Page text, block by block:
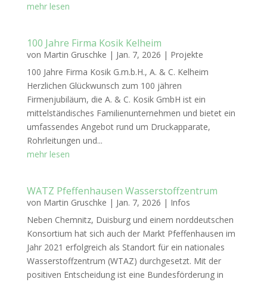
mehr lesen
100 Jahre Firma Kosik Kelheim
von Martin Gruschke | Jan. 7, 2026 | Projekte
100 Jahre Firma Kosik G.m.b.H., A. & C. Kelheim
Herzlichen Glückwunsch zum 100 jähren
Firmenjubiläum, die A. & C. Kosik GmbH ist ein
mittelständisches Familienunternehmen und bietet ein
umfassendes Angebot rund um Druckapparate,
Rohrleitungen und...
mehr lesen
WATZ Pfeffenhausen Wasserstoffzentrum
von Martin Gruschke | Jan. 7, 2026 | Infos
Neben Chemnitz, Duisburg und einem norddeutschen
Konsortium hat sich auch der Markt Pfeffenhausen im
Jahr 2021 erfolgreich als Standort für ein nationales
Wasserstoffzentrum (WTAZ) durchgesetzt. Mit der
positiven Entscheidung ist eine Bundesförderung in